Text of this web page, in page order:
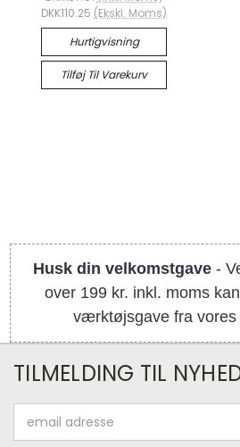
DKK110.25 (Ekskl. Moms)
Hurtigvisning
Tilføj Til Varekurv
Husk din velkomstgave -
over 199 kr. inkl. moms
værktøjsgave fra vores
TILMELDING TIL
adresse